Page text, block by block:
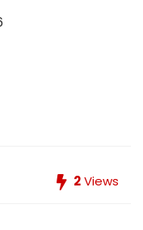
2Views